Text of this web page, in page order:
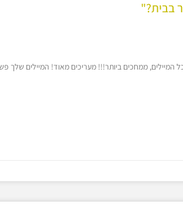
בבית?"
ממחכים ביותר!!! מעריכים מאוד! המיילים שלך